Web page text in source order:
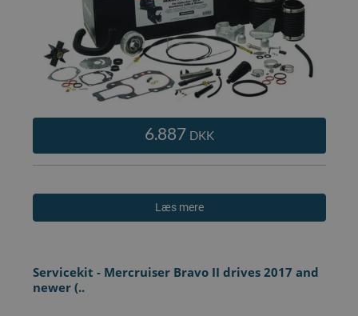
6.887 DKK
Læs mere
Servicekit - Mercruiser Bravo II drives 2017 and
newer (..